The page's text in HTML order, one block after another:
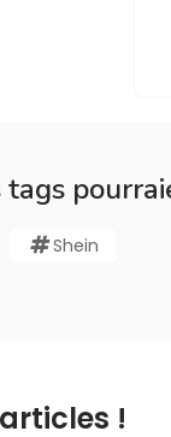
tags
Shein
!